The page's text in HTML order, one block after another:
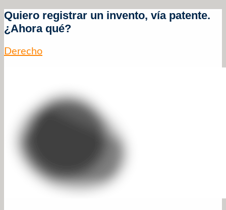
Quiero registrar un invento, vía patente.
¿Ahora qué?
Derecho